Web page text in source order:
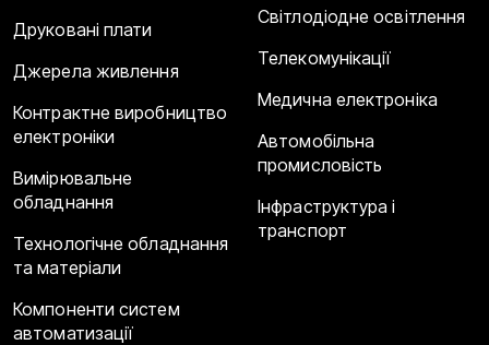
Друковані плати
Джерела живлення
Контрактне виробництво
електроніки
Вимірювальне
обладнання
Технологічне обладнання
та матеріали
Компоненти систем
автоматизації
Світлодіодне освітлення
Телекомунікації
Медична електроніка
Автомобільна
промисловість
Інфраструктура і
транспорт